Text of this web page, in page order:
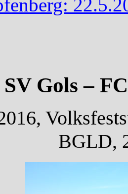
SV Gols –
BGLD,